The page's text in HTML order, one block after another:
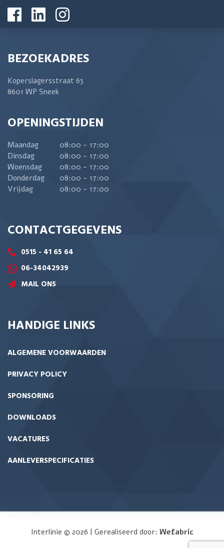
BEZOEKADRES
Koperslagersstraat 63
8601 WP Sneek
OPENINGSTIJDEN
Maandag
08:00 - 17:00
Dinsdag
08:00 - 17:00
Woensdag
08:00 - 17:00
Donderdag
08:00 - 17:00
Vrijdag
08:00 - 17:00
CONTACTGEGEVENS
0515 - 41 65 64
06-34042939
MAIL ONS
HANDIGE LINKS
ALGEMENE VOORWAARDEN
PRIVACY POLICY
SPONSORING
DOWNLOADS
VACATURES
AANLEVERSPECIFICATIES
Interlinie © 2026 | Gerealiseerd door: Wefabric